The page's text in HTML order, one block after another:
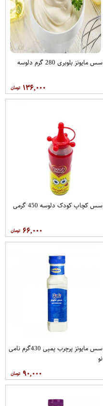
سس مایونز بلوبری 280 گرم دلوسه
۱۳۶,۰۰۰
سس کچاپ کودک دلوسه 450 گرمی
۶۶,۰۰۰
سس مایونز پرچرب پمپی 430گرم نامی
نو
۹۰,۰۰۰